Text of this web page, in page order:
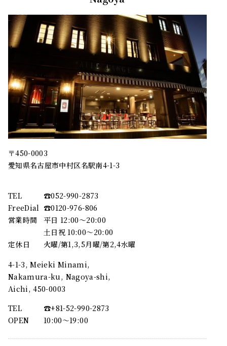
〒450-0003
愛知県名古屋市中村区名駅南4-1-3
TEL
☎︎052-990-2873
FreeDial ☎︎0120-976-806
営業時間
平日 12:00～20:00
土日祝 10:00～20:00
定休日
火曜/第1,3,5月曜/第2,4水曜
4-1-3, Meieki Minami,
Nakamura-ku, Nagoya-shi,
Aichi, 450-0003
TEL
☎︎+81-52-990-2873
OPEN
10:00〜19:00